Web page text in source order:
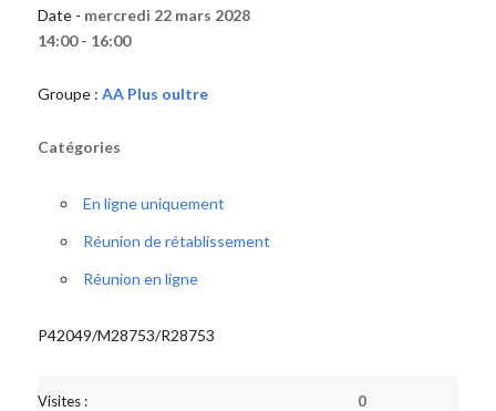
Date - mercredi 22 mars 2028
14:00 - 16:00
Groupe : AA Plus oultre
Catégories
En ligne uniquement
Réunion de rétablissement
Réunion en ligne
P42049/M28753/R28753
Visites : 0